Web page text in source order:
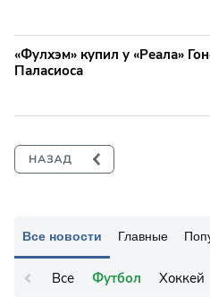
Все новости Главные
Все Футбол Хоккей
«Фулхэм» купил у «Реала»
Паласиоса